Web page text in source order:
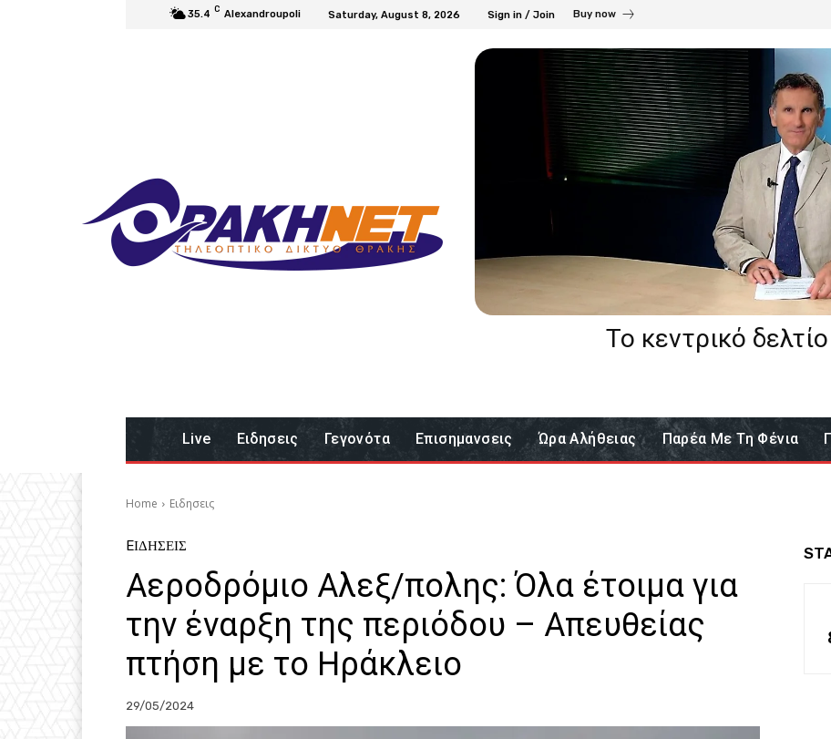
35.4 C Alexandroupoli Saturday, August 8, 2026 Sign in / Join Buy now
Το κεντρικό
Live Eιδησεις Γεγονότα Επισημανσεις Ώρα Αλήθειας Παρέα Με Τη Φένια
Home Eιδησεις
EΙΔΗΣΕΙΣ
Αεροδρόμιο Αλεξ/πολης: Όλα έτοιμα για
την έναρξη της περιόδου – Απευθείας
πτήση με το Ηράκλειο
29/05/2024